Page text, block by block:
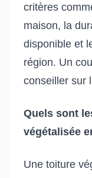
critères
maison, la
disponible et
région. Un
conseiller sur
Quels sont
végétalisée
Une toiture